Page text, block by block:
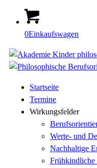
0Einkaufswagen
Startseite
Termine
Wirkungsfelder
Werte- und
Nachhaltige
Frühkindliche